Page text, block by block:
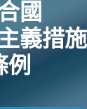
國
義措
例